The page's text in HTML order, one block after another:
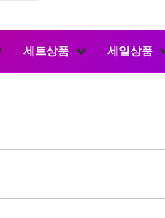
세트상품 세일상품